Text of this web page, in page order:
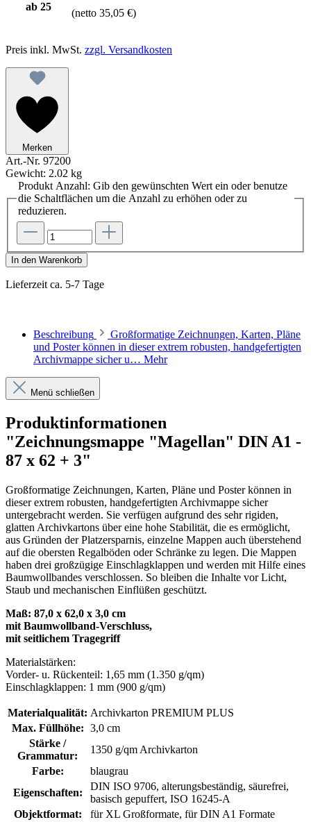
ab 25
(netto 35,05 €)
Preis inkl. MwSt. zzgl. Versandkosten
Merken
Art.-Nr. 97200
Gewicht: 2.02 kg
Produkt Anzahl: Gib den gewünschten Wert ein oder benutze
die Schaltflächen um die Anzahl zu erhöhen oder zu
reduzieren.
In den Warenkorb
Lieferzeit ca. 5-7 Tage
Beschreibung
Großformatige Zeichnungen, Karten, Pläne
und Poster können in dieser extrem robusten, handgefertigten
Archivmappe sicher u… Mehr
Menü schließen
Produktinformationen
"Zeichnungsmappe "Magellan" DIN A1 -
87 x 62 + 3"
Großformatige Zeichnungen, Karten, Pläne und Poster können in
dieser extrem robusten, handgefertigten Archivmappe sicher
untergebracht werden. Sie verfügen aufgrund des sehr rigiden,
glatten Archivkartons über eine hohe Stabilität, die es ermöglicht,
aus Gründen der Platzersparnis, einzelne Mappen auch überstehend
auf die obersten Regalböden oder Schränke zu legen. Die Mappen
haben drei großzügige Einschlagklappen und werden mit Hilfe eines
Baumwollbandes verschlossen. So bleiben die Inhalte vor Licht,
Staub und mechanischen Einflüßen geschützt.
Maß: 87,0 x 62,0 x 3,0 cm
mit Baumwollband-Verschluss,
mit seitlichem Tragegriff
Materialstärken:
Vorder- u. Rückenteil: 1,65 mm (1.350 g/qm)
Einschlagklappen: 1 mm (900 g/qm)
Materialqualität: Archivkarton PREMIUM PLUS
Max. Füllhöhe: 3,0 cm
Stärke /
Grammatur:
1350 g/qm Archivkarton
Farbe:
blaugrau
Eigenschaften:
DIN ISO 9706, alterungsbeständig, säurefrei,
basisch gepuffert, ISO 16245-A
Objektformat:
für XL Großformate, für DIN A1 Formate